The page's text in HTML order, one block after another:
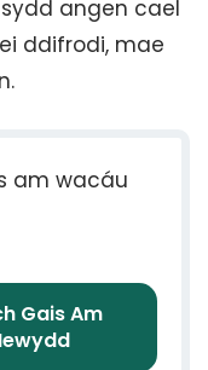
angen cael
ddifrodi, mae
am wacáu
Gais Am